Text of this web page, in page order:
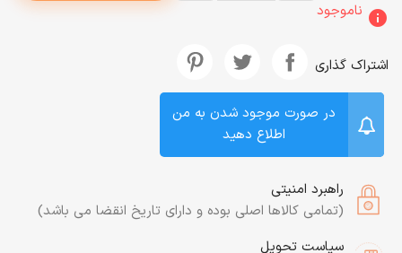
info ناموجود
اشتراک گذاری
در صورت موجود شدن به من
اطلاع دهید
راهبرد امنیتی
(تمامی کالاها اصلی بوده و دارای تاریخ انقضا می باشد)
سیاست تحویل